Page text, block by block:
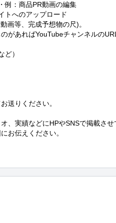
例：商品PR動画の編集
トへのアップロード
画等、完成予想物の尺)。
があればYouTubeチャンネルの
）
送りください。
、実績などにHPやSNSで掲載さ
お伝えください。